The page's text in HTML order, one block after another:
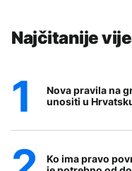
Najčitanije
Nova pravila na
unositi u
Ko ima pravo